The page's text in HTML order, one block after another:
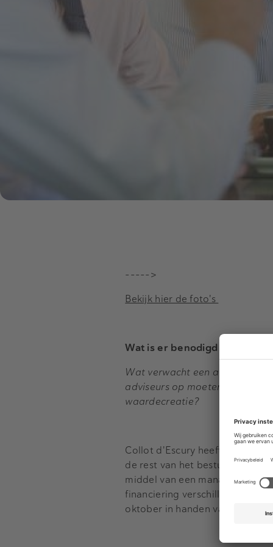
----->
Bekijk hier de foto's
Wat is er benodigd om
Wat verwacht een
adviseurs op moeten treden?
waardecreatie?
Collot d'Escury heeft veel
de rest van het bestuur en
middel van een management
financiering verschillende
oktober in handen van zijn